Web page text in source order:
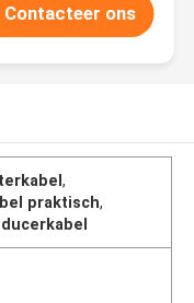
Contacteer ons
,
praktisch,